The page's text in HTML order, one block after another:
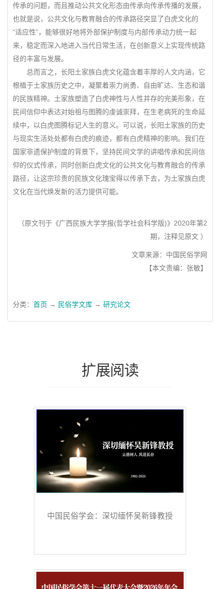
传承的问题，而且推动公共文化形态由传承向传承传播的发展，
也就是说，公共文化与教育融合的传承路径突显了白虎文化的
“适应性”，能够很好地将外部保护制度与内部传承动力统一起
来，稳定而深入地进入当代日常生活，在创新意义上实现传统路
径的丰富与发展。
总而言之，长阳土家族白虎文化蕴含着丰厚的人文内涵，它
根植于土家族历史之中，凝聚着崇力尚勇、自由旷达、生态和谐
的民族精神。土家族塑造了白虎神性与人性并存的完美形象，在
民间信仰中表达对始祖与图腾的虔诚崇拜，在生老病死的生命延
续中，以白虎图腾标记人生的意义。可以说，长阳土家族的历史
与现实生活处处都有白虎的痕迹，都有白虎精神的影响。我们在
国家非遗保护制度的背景下，坚持民间文学的讲唱传承和民间信
仰的仪式传承，同时创新白虎文化的公共文化与教育融合的传承
路径，让这宗珍贵的民族文化瑰宝得以传承下去，为土家族白虎
文化在当代焕发新的活力提供可能。
（原文刊于《广西民族大学学报(哲学社会科学版)》2020年第2
期，注释见原文 ）
文章来源：中国民俗学网
【本文责编：张敏】
分类： 首页 → 民俗学文库 → 研究论文
扩展阅读
中国民俗学会：深切缅怀吴新锋教授